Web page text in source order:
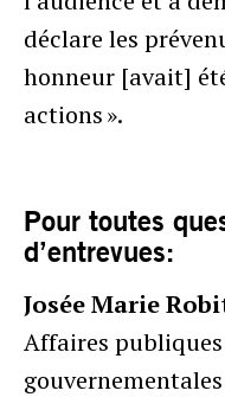
déclare les
honneur [avait]
actions ».
Pour toutes
d’entrevues:
Josée Marie
Affaires
gouvernementales